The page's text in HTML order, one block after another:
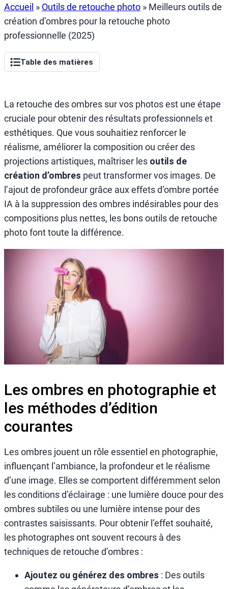
Accueil » Outils de retouche photo » Meilleurs outils de
création d’ombres pour la retouche photo
professionnelle (2025)
Table des matières
La retouche des ombres sur vos photos est une étape
cruciale pour obtenir des résultats professionnels et
esthétiques. Que vous souhaitiez renforcer le
réalisme, améliorer la composition ou créer des
projections artistiques, maîtriser les outils de
création d’ombres peut transformer vos images. De
l’ajout de profondeur grâce aux effets d’ombre portée
IA à la suppression des ombres indésirables pour des
compositions plus nettes, les bons outils de retouche
photo font toute la différence.
Les ombres en photographie et
les méthodes d’édition
courantes
Les ombres jouent un rôle essentiel en photographie,
influençant l’ambiance, la profondeur et le réalisme
d’une image. Elles se comportent différemment selon
les conditions d’éclairage : une lumière douce pour des
ombres subtiles ou une lumière intense pour des
contrastes saisissants. Pour obtenir l’effet souhaité,
les photographes ont souvent recours à des
techniques de retouche d’ombres :
Ajoutez ou générez des ombres : Des outils